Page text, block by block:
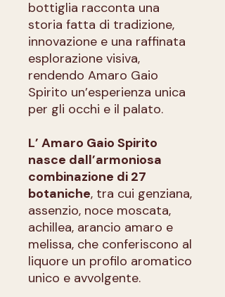
bottiglia racconta una
storia fatta di tradizione,
innovazione e una raffinata
esplorazione visiva,
rendendo Amaro Gaio
Spirito un’esperienza unica
per gli occhi e il palato.
L’ Amaro Gaio Spirito
nasce dall’armoniosa
combinazione di 27
botaniche, tra cui genziana,
assenzio, noce moscata,
achillea, arancio amaro e
melissa, che conferiscono al
liquore un profilo aromatico
unico e avvolgente.